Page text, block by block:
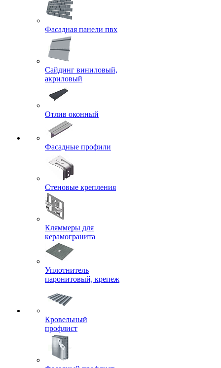
Фасадная панели пвх
Сайдинг виниловый,
акриловый
Отлив оконный
Фасадные профили
Стеновые крепления
Кляммеры для
керамогранита
Уплотнитель
паронитовый, крепеж
Кровельный
профлист